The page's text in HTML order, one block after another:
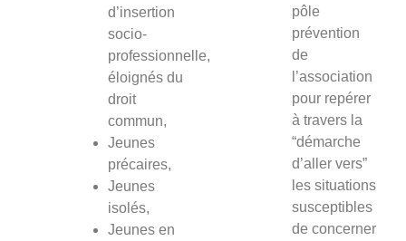
d’insertion
socio-
professionnelle,
éloignés du
droit
commun,
Jeunes
précaires,
Jeunes
isolés,
Jeunes en
pôle
prévention
de
l’association
pour repérer
à travers la
“démarche
d’aller vers”
les situations
susceptibles
de concerner